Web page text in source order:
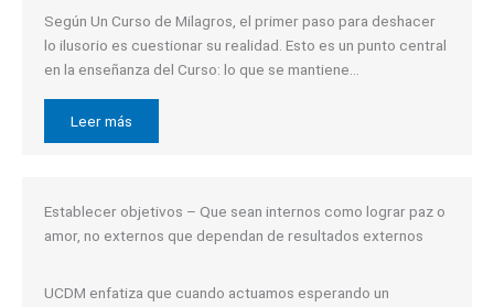
Según Un Curso de Milagros, el primer paso para deshacer
lo ilusorio es cuestionar su realidad. Esto es un punto central
en la enseñanza del Curso: lo que se mantiene…
Leer más
Establecer objetivos – Que sean internos como lograr paz o
amor, no externos que dependan de resultados externos
UCDM enfatiza que cuando actuamos esperando un